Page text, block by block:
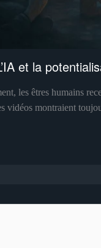
et la
les êtres humains
vidéos montraient